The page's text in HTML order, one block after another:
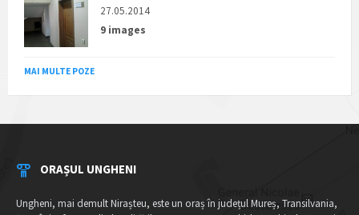
27.05.2014
9 images
MAI MULTE POZE
ORAȘUL UNGHENI
Ungheni, mai demult Nirașteu, este un oraș în județul Mureș, Transilvania,